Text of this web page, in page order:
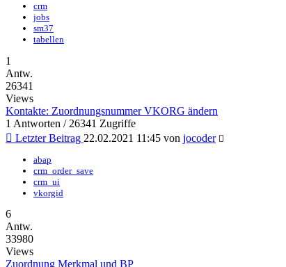
crm
jobs
sm37
tabellen
1
Antw.
26341
Views
Kontakte: Zuordnungsnummer VKORG ändern
1 Antworten / 26341 Zugriffe
Letzter Beitrag 22.02.2021 11:45 von jocoder
abap
crm_order_save
crm_ui
vkorgid
6
Antw.
33980
Views
Zuordnung Merkmal und BP